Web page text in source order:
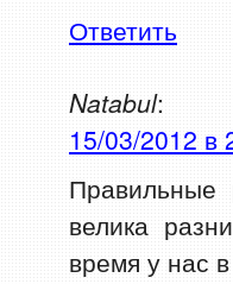
Ответить
Natabul:
15/03/2012 в
велика
время у нас